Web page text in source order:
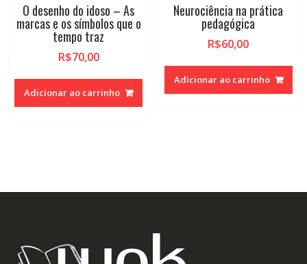
O desenho do idoso – As
marcas e os símbolos que o
tempo traz
R$70,00
Adicionar ao carrinho
Neurociência na prática
pedagógica
R$60,00
Adicionar ao carrinho